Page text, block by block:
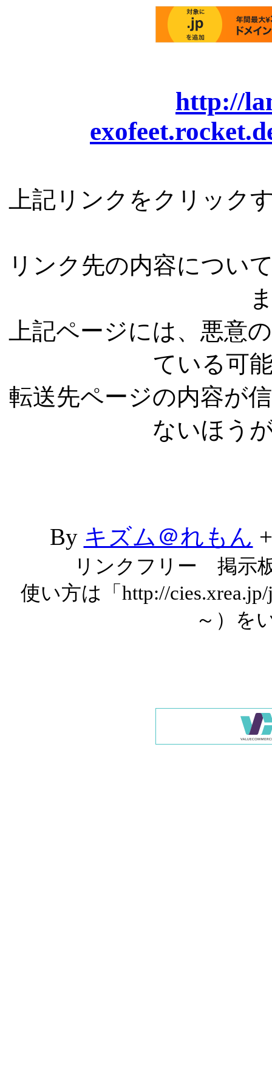
http://
上記リンクをクリック
リンク先の内容につい
上記ページには、悪意
ている可
転送先ページの内容が
ないほう
By キズム＠れもん
リンクフリー 掲示
使い方は「http://
～）を